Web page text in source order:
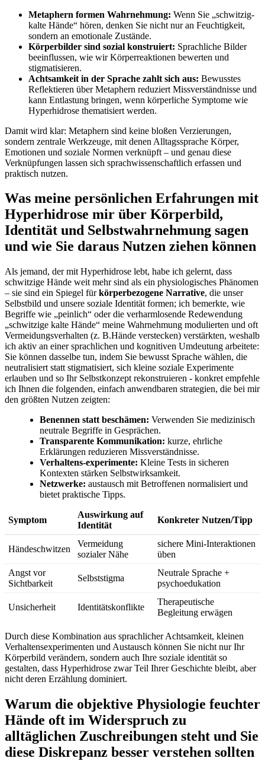
Metaphern formen Wahrnehmung: Wenn ⁣Sie​ „schwitzig-
kalte Hände“ hören, denken ⁤Sie nicht ⁣nur an Feuchtigkeit,
sondern an emotionale Zustände.
Körperbilder sind‌ sozial konstruiert: Sprachliche Bilder
beeinflussen,⁤ wie wir Körperreaktionen bewerten und
stigmatisieren.
Achtsamkeit ‌in der Sprache zahlt sich aus: Bewusstes
‍Reflektieren über Metaphern ‌reduziert Missverständnisse und
kann Entlastung⁣ bringen, wenn körperliche Symptome wie
Hyperhidrose thematisiert⁢ werden.
Damit ⁤wird⁤ klar: Metaphern ‌sind keine bloßen Verzierungen,
sondern zentrale ​Werkzeuge, mit denen Alltagssprache Körper,
Emotionen und soziale‍ Normen verknüpft – ⁤und genau diese
Verknüpfungen lassen sich ⁣sprachwissenschaftlich erfassen und
praktisch nutzen.
Was meine persönlichen Erfahrungen mit
Hyperhidrose ​mir über Körperbild,
Identität‌ und​ Selbstwahrnehmung sagen
und​ wie Sie daraus Nutzen ziehen ‍können
Als‍ jemand, der mit Hyperhidrose lebt, habe ‌ich gelernt, dass
schwitzige Hände weit mehr sind als ein physiologisches Phänomen‌
– sie sind ein ‌Spiegel fürkörperbezogene Narrative, die unser
Selbstbild​ und unsere ⁤soziale ⁤Identität formen; ich bemerkte, ⁢wie
Begriffe wie „peinlich“ oder die verharmlosende Redewendung
„schwitzige ‌kalte Hände“ meine Wahrnehmung modulierten und oft
Vermeidungsverhalten (z. B.Hände verstecken) verstärkten, weshalb
ich aktiv an einer sprachlichen ‌und ⁤kognitiven ⁤Umdeutung arbeitete:
Sie ⁣können dasselbe tun, indem Sie bewusst Sprache wählen, die
neutralisiert​ statt stigmatisiert,‌ sich kleine soziale Experimente
erlauben und so ⁢Ihr Selbstkonzept ‌rekonstruieren ​- konkret empfehle
ich Ihnen die folgenden, einfach anwendbaren strategien, die bei mir
den größten ⁤Nutzen zeigten:⁣
Benennen statt beschämen: Verwenden Sie medizinisch
neutrale Begriffe in Gesprächen.
Transparente ​Kommunikation: kurze, ehrliche⁢
Erklärungen reduzieren Missverständnisse.
Verhaltens-experimente: Kleine Tests in sicheren
Kontexten stärken Selbstwirksamkeit.
Netzwerke: austausch mit Betroffenen normalisiert und
bietet praktische Tipps.
Symptom
Auswirkung auf
Identität
Konkreter ​Nutzen/Tipp
Händeschwitzen
Vermeidung
sozialer ⁢Nähe
sichere⁣ Mini-Interaktionen
üben
Angst vor
Sichtbarkeit
Selbststigma
Neutrale‍ Sprache⁢ +
psychoedukation
Unsicherheit Identitätskonflikte
Therapeutische
⁤Begleitung erwägen
Durch diese Kombination aus sprachlicher Achtsamkeit, kleinen
Verhaltensexperimenten und Austausch können ⁢Sie nicht⁢ nur Ihr
⁣Körperbild verändern, sondern auch Ihre soziale identität ⁤so
gestalten, dass ​Hyperhidrose zwar Teil Ihrer Geschichte bleibt, aber
nicht⁤ deren Erzählung⁣ dominiert.
Warum ⁤die​ objektive Physiologie ⁣feuchter
Hände oft im Widerspruch zu
alltäglichen Zuschreibungen steht ​und Sie
diese Diskrepanz besser verstehen​ sollten